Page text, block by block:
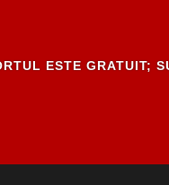
ESTE GRATUIT;